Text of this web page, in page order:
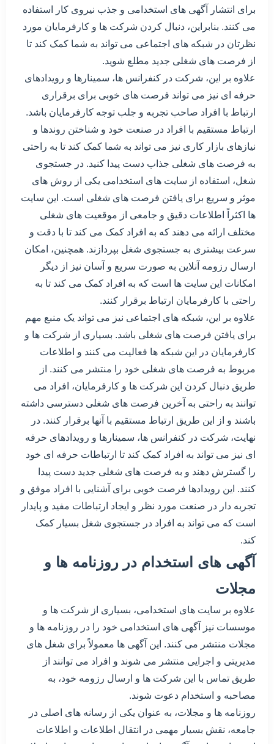
برای انتشار آگهی های استخدامی و جذب نیروی کار استفاده
می کنند. بنابراین، دنبال کردن شرکت ها و کارفرمایان مورد
نظرتان در شبکه های اجتماعی می تواند به شما کمک کند تا
از فرصت های شغلی جدید مطلع شوید.
علاوه بر این، شرکت در کنفرانس ها، سمینارها و رویدادهای
حرفه ای نیز می تواند فرصت های خوبی برای برقراری
ارتباط با افراد صاحب تجربه و جلب توجه کارفرمایان باشد.
ارتباط مستقیم با افراد در صنعت خود و شناختن روندها و
نیازهای بازار کاری نیز می تواند به شما کمک کند تا به راحتی
به فرصت های شغلی جذاب دست پیدا کنید. در جستجوی
شغل، استفاده از سایت های استخدامی یکی از روش های
موثر و سریع برای یافتن فرصت های شغلی است. این سایت
ها اکثراً اطلاعات دقیق و جامعی از موقعیت های شغلی
مختلف ارائه می دهند که به افراد کمک می کند تا با دقت و
سرعت بیشتری به جستجوی شغل بپردازند. همچنین، امکان
ارسال رزومه آنلاین به صورت سریع و آسان نیز از دیگر
امکانات این سایت ها است که به افراد کمک می کند تا به
راحتی با کارفرمایان ارتباط برقرار کنند.
علاوه بر این، شبکه های اجتماعی نیز می تواند یک منبع مهم
برای یافتن فرصت های شغلی باشد. بسیاری از شرکت ها و
کارفرمایان در این شبکه ها فعالیت می کنند و اطلاعات
مربوط به فرصت های شغلی خود را منتشر می کنند. از
طریق دنبال کردن این شرکت ها و کارفرمایان، افراد می
توانند به راحتی به آخرین فرصت های شغلی دسترسی داشته
باشند و از این طریق ارتباط مستقیم با آنها برقرار کنند. در
نهایت، شرکت در کنفرانس ها، سمینارها و رویدادهای حرفه
ای نیز می تواند به افراد کمک کند تا ارتباطات حرفه ای خود
را گسترش دهند و به فرصت های شغلی جدید دست پیدا
کنند. این رویدادها فرصت خوبی برای آشنایی با افراد موفق و
تجربه دار در صنعت مورد نظر و ایجاد ارتباطات مفید و پایدار
است که می تواند به افراد در جستجوی شغل بسیار کمک
کند.
آگهی های استخدام در روزنامه ها و
مجلات
علاوه بر سایت های استخدامی، بسیاری از شرکت ها و
موسسات نیز آگهی های استخدامی خود را در روزنامه ها و
مجلات منتشر می کنند. این آگهی ها معمولاً برای شغل های
مدیریتی و اجرایی منتشر می شوند و افراد می توانند از
طریق تماس با این شرکت ها و ارسال رزومه خود، به
مصاحبه و استخدام دعوت شوند.
روزنامه ها و مجلات، به عنوان یکی از رسانه های اصلی در
جامعه، نقش بسیار مهمی در انتقال اطلاعات و اطلاعات